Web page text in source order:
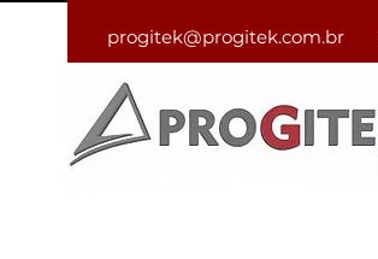
progitek@progitek.com.br